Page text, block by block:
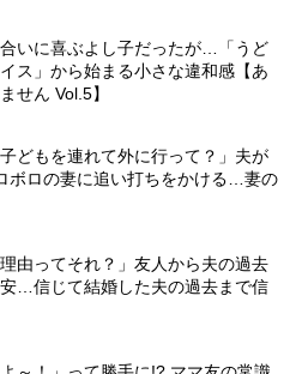
いに喜ぶよし子だったが…「うど
ス」から始まる小さな違和感【あ
せん Vol.5】
子どもを連れて外に行って？」夫が
ボロの妻に追い打ちをかける…妻の
理由ってそれ？」友人から夫の過去
…信じて結婚した夫の過去まで信